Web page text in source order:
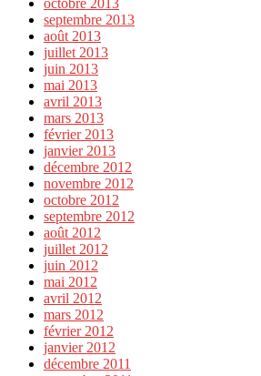
septembre 2013
août 2013
juillet 2013
juin 2013
mai 2013
avril 2013
mars 2013
février 2013
janvier 2013
décembre 2012
novembre 2012
octobre 2012
septembre 2012
août 2012
juillet 2012
juin 2012
mai 2012
avril 2012
mars 2012
février 2012
janvier 2012
décembre 2011